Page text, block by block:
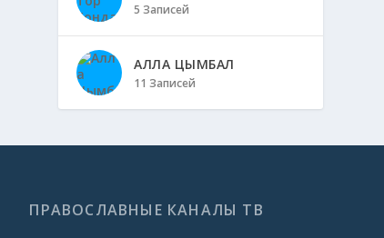
5 Записей
АЛЛА ЦЫМБАЛ
11 Записей
ПРАВОСЛАВНЫЕ КАНАЛЫ ТВ